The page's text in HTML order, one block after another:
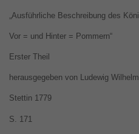
„Ausführliche Beschreibung des
Vor = und Hinter = Pommern“
Erster Theil
herausgegeben von Ludewig
Stettin 1779
S. 171